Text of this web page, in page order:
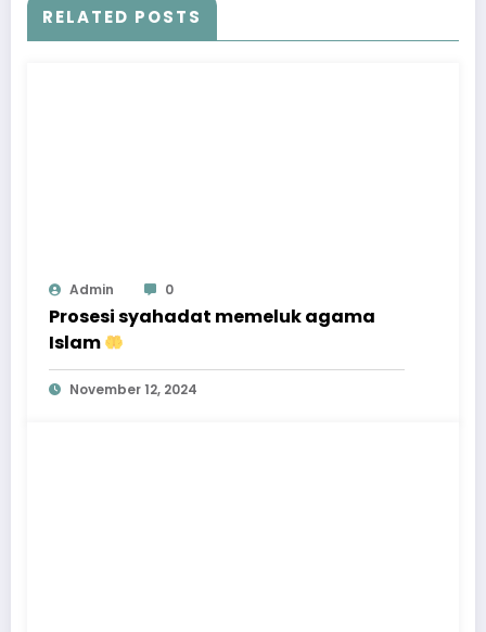
RELATED POSTS
Admin 0
Prosesi syahadat memeluk agama
Islam
November 12, 2024